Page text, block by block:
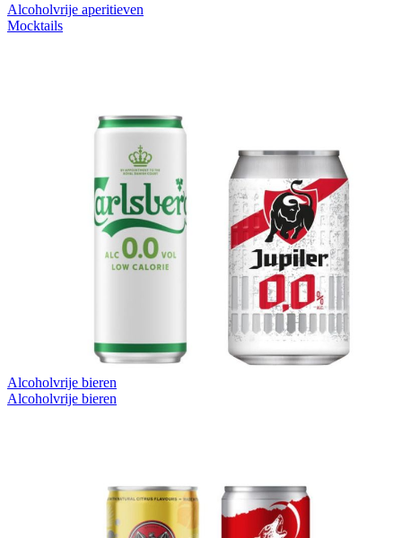
Alcoholvrije aperitieven
Mocktails
Alcoholvrije bieren
Alcoholvrije bieren